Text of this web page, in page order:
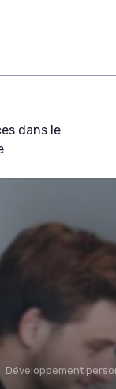
dans le
Développement